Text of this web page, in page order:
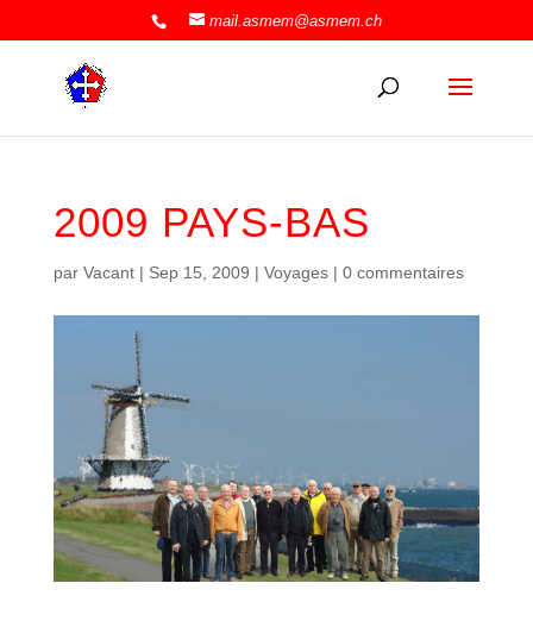
mail.asmem@asmem.ch
2009 PAYS-BAS
par Vacant| Sep 15, 2009 | Voyages| 0 commentaires